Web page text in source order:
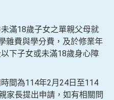
滿18歲子女之單親父母就
雜費與學分費，及於修業年
下子女或未滿18歲身心障
間為114年2月24日至114
家長提出申請，如有相關問